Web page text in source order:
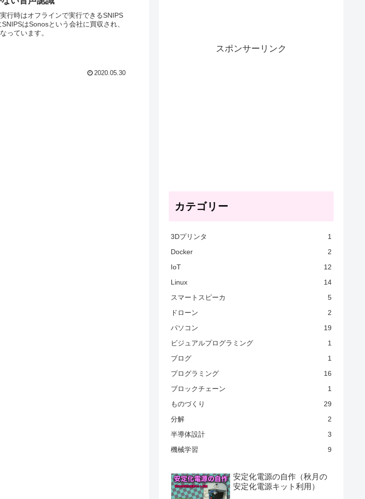
行時はオフラインで実行できるSNIPS
はSonosという会社に買収され、
っています。
2020.05.30
スポンサーリンク
カテゴリー
3Dプリンタ
1
Docker
2
IoT
12
Linux
14
スマートスピーカ
5
ドローン
2
パソコン
19
ビジュアルプログラミング
1
ブログ
1
プログラミング
16
ブロックチェーン
1
ものづくり
29
分解
2
半導体設計
3
機械学習
9
安定化電源の自作（秋月の
安定化電源キット利用）